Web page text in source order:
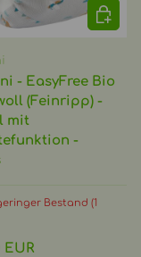
- EasyFree Bio
(Feinripp) -
mit
-
Bestand (1
Preis
EUR